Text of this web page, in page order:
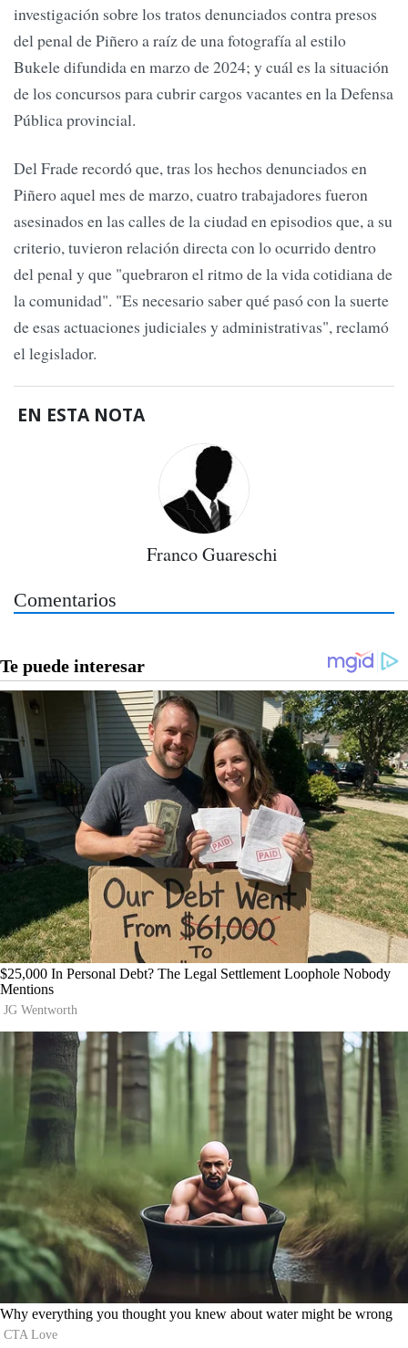
investigación sobre los tratos denunciados contra presos
del penal de Piñero a raíz de una fotografía al estilo
Bukele difundida en marzo de 2024; y cuál es la situación
de los concursos para cubrir cargos vacantes en la Defensa
Pública provincial.
Del Frade recordó que, tras los hechos denunciados en
Piñero aquel mes de marzo, cuatro trabajadores fueron
asesinados en las calles de la ciudad en episodios que, a su
criterio, tuvieron relación directa con lo ocurrido dentro
del penal y que "quebraron el ritmo de la vida cotidiana de
la comunidad". "Es necesario saber qué pasó con la suerte
de esas actuaciones judiciales y administrativas", reclamó
el legislador.
EN ESTA NOTA
Franco Guareschi
Comentarios